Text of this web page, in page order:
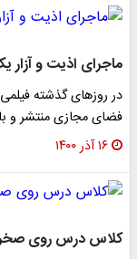
ماجرای اذیت و
در روزهای گذشته
فضای مجازی منتشر و
۱۶ آذر ۱۴۰۰
کلاس درس روی